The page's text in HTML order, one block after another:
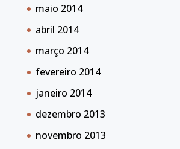
maio 2014
abril 2014
março 2014
fevereiro 2014
janeiro 2014
dezembro 2013
novembro 2013